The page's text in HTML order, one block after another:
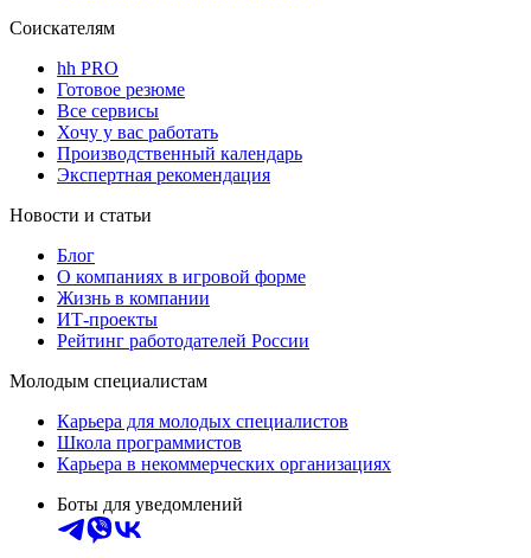
Соискателям
hh PRO
Готовое резюме
Все сервисы
Хочу у вас работать
Производственный календарь
Экспертная рекомендация
Новости и статьи
Блог
О компаниях в игровой форме
Жизнь в компании
ИТ-проекты
Рейтинг работодателей России
Молодым специалистам
Карьера для молодых специалистов
Школа программистов
Карьера в некоммерческих организациях
Боты для уведомлений